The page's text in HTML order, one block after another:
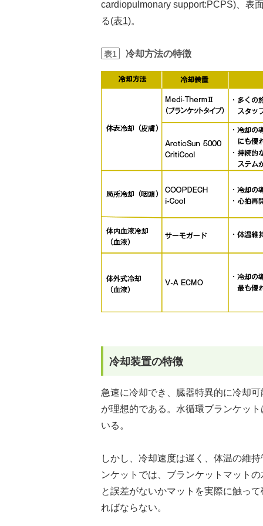
cardiopulmonary support:PCPS)、表
る(表1)。
表1 冷却方法の特徴
冷却装置の特徴
急速に冷却でき、臓器特異的に冷却
が理想的である。水循環ブランケッ
いる。
しかし、冷却速度は遅く、体温の維
ンケットでは、ブランケットマット
と誤差がないかマットを実際に触っ
ればならない。